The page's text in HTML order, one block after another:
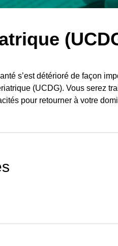
s’est détérioré de façon
(UCDG). Vous serez
pour retourner à votre